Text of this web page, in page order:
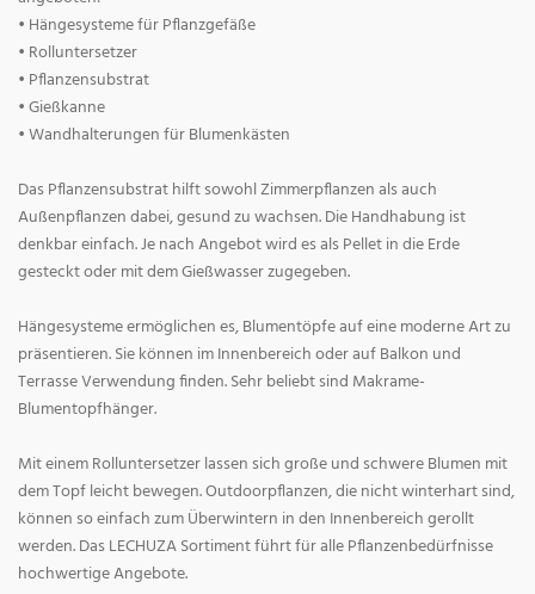
• Hängesysteme für Pflanzgefäße
• Rolluntersetzer
• Pflanzensubstrat
• Gießkanne
• Wandhalterungen für Blumenkästen
Das Pflanzensubstrat hilft sowohl Zimmerpflanzen als auch
Außenpflanzen dabei, gesund zu wachsen. Die Handhabung ist
denkbar einfach. Je nach Angebot wird es als Pellet in die Erde
gesteckt oder mit dem Gießwasser zugegeben.
Hängesysteme ermöglichen es, Blumentöpfe auf eine moderne Art zu
präsentieren. Sie können im Innenbereich oder auf Balkon und
Terrasse Verwendung finden. Sehr beliebt sind Makrame-
Blumentopfhänger.
Mit einem Rolluntersetzer lassen sich große und schwere Blumen mit
dem Topf leicht bewegen. Outdoorpflanzen, die nicht winterhart sind,
können so einfach zum Überwintern in den Innenbereich gerollt
werden. Das LECHUZA Sortiment führt für alle Pflanzenbedürfnisse
hochwertige Angebote.